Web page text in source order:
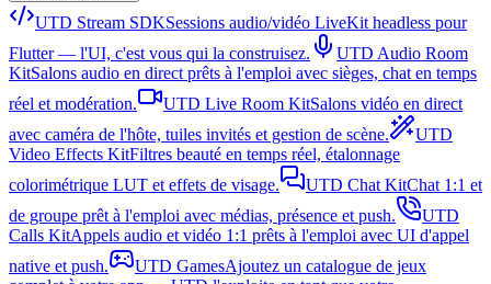
UTD Stream SDKSessions audio/vidéo LiveKit headless pour
Flutter — l'UI, c'est vous qui la construisez.
UTD Audio Room
KitSalons audio en direct prêts à l'emploi avec sièges, chat en temps
réel et modération.
UTD Live Room KitSalons vidéo en direct
avec caméra de l'hôte, tuiles invités et gestion de scène.
UTD
Video Effects KitFiltres beauté en temps réel, étalonnage
colorimétrique LUT et effets de visage.
UTD Chat KitChat 1:1 et
de groupe prêt à l'emploi avec médias, présence et push.
UTD
Calls KitAppels audio et vidéo 1:1 prêts à l'emploi avec UI d'appel
native et push.
UTD GamesAjoutez un catalogue de jeux